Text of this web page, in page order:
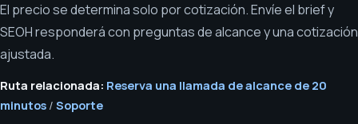
El precio se determina solo por cotización. Envíe el brief y
SEOH responderá con preguntas de alcance y una cotización
ajustada.
Ruta relacionada: Reserva una llamada de alcance de 20
minutos / Soporte